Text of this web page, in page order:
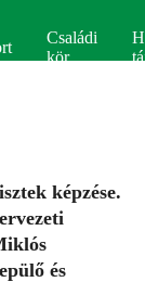
Családi
kör
képzése.
és